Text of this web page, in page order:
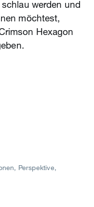
werden und
möchtest,
Hexagon
Perspektive